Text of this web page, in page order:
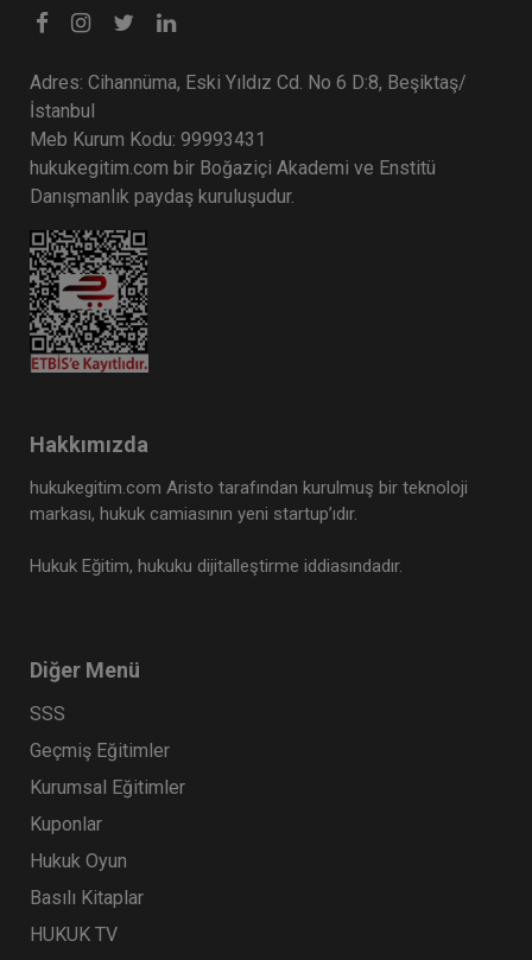
Adres: Cihannüma, Eski Yıldız Cd. No 6 D:8, Beşiktaş/
İstanbul
Meb Kurum Kodu: 99993431
hukukegitim.com bir Boğaziçi Akademi ve Enstitü
Danışmanlık paydaş kuruluşudur.
Hakkımızda
hukukegitim.com Aristo tarafından kurulmuş bir teknoloji
markası, hukuk camiasının yeni startup’ıdır.
Hukuk Eğitim, hukuku dijitalleştirme iddiasındadır.
Diğer Menü
SSS
Geçmiş Eğitimler
Kurumsal Eğitimler
Kuponlar
Hukuk Oyun
Basılı Kitaplar
HUKUK TV